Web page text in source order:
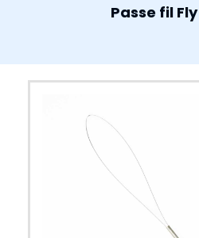
Passe fil